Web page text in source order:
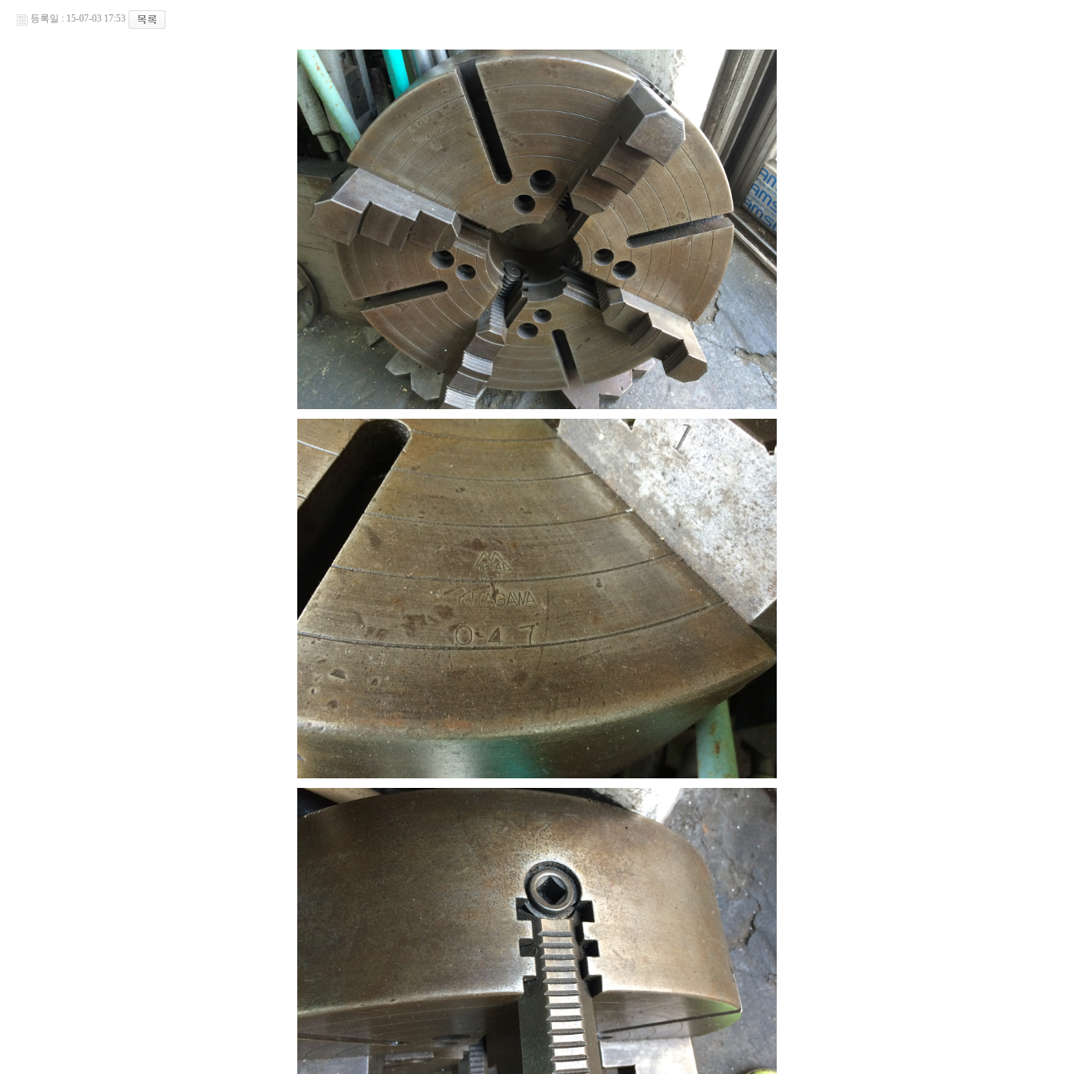
등록일 : 15-07-03 17:53